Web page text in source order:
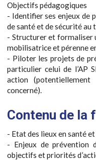
Objectifs pédagogiques
- Identifier ses enjeux de
de santé et de sécurité au
- Structurer et formaliser
mobilisatrice et pérenne
- Piloter les projets de
particulier celui de l’AP
action
concerné).
Contenu de la
- Etat des lieux en santé
- Enjeux de prévention
objectifs et priorités